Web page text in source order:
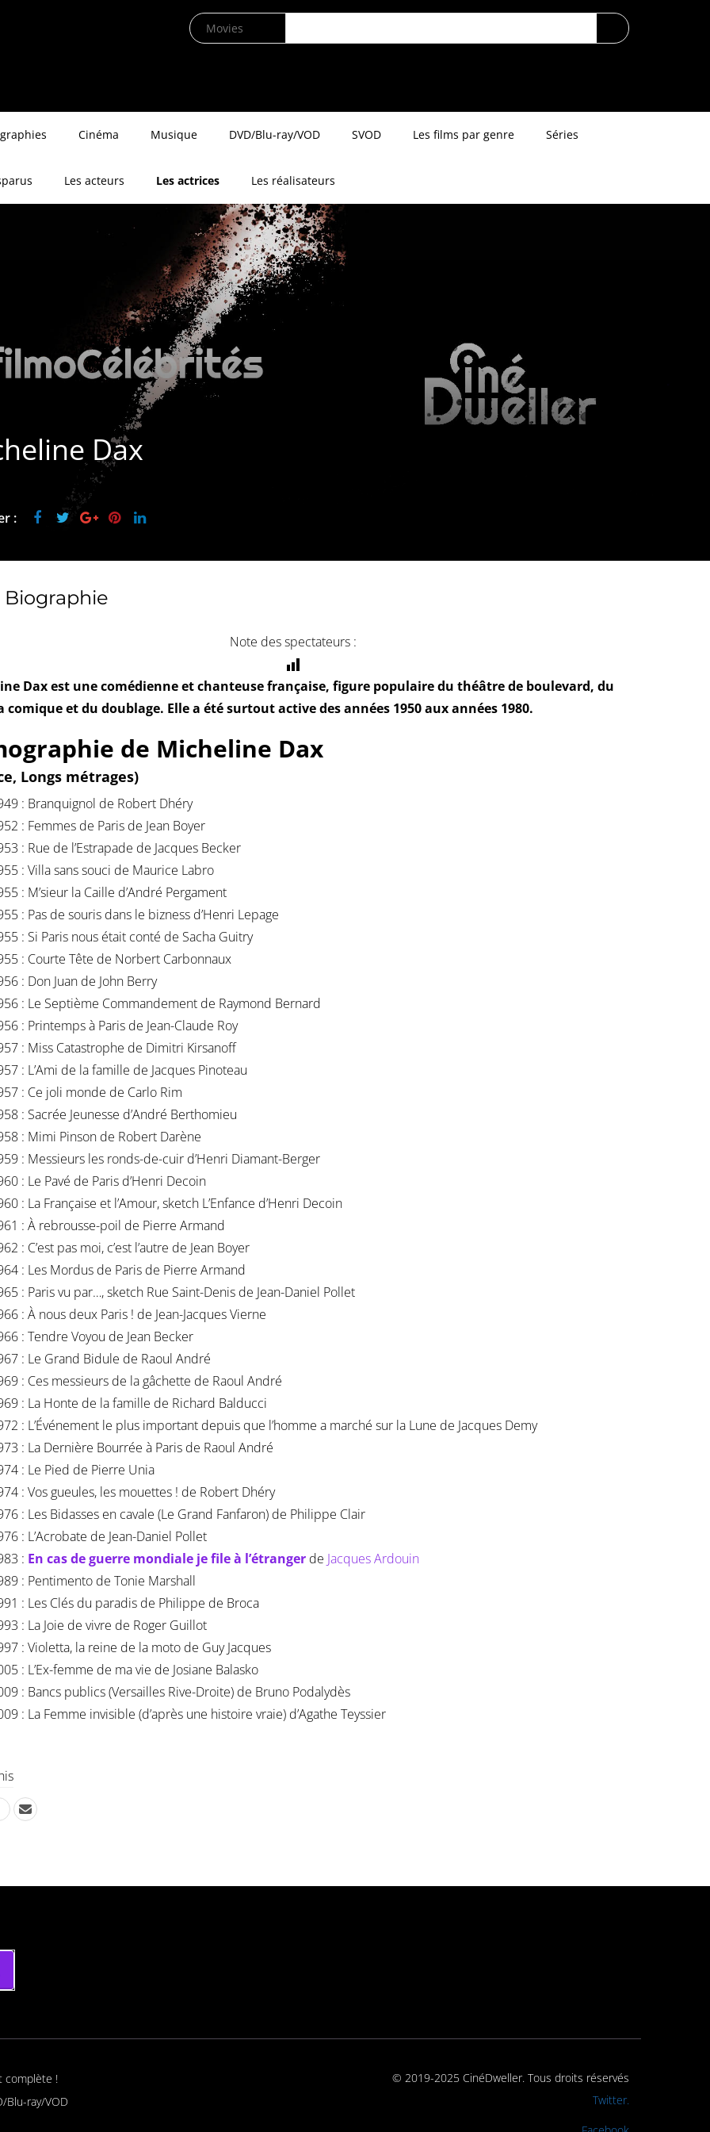
Cinéma Musique DVD/Blu-ray/VOD SVOD Les films par genre Séries
Les acteurs Les actrices Les réalisateurs
Dax
:
Biographie
Note des spectateurs :
Dax est une comédienne et chanteuse française, figure populaire du théâtre de boulevard, du
comique et du doublage. Elle a été surtout active des années 1950 aux années 1980.
de Micheline Dax
Longs métrages)
: Branquignol de Robert Dhéry
: Femmes de Paris de Jean Boyer
: Rue de l’Estrapade de Jacques Becker
: Villa sans souci de Maurice Labro
: M’sieur la Caille d’André Pergament
: Pas de souris dans le bizness d’Henri Lepage
: Si Paris nous était conté de Sacha Guitry
: Courte Tête de Norbert Carbonnaux
: Don Juan de John Berry
: Le Septième Commandement de Raymond Bernard
: Printemps à Paris de Jean-Claude Roy
: Miss Catastrophe de Dimitri Kirsanoff
: L’Ami de la famille de Jacques Pinoteau
: Ce joli monde de Carlo Rim
: Sacrée Jeunesse d’André Berthomieu
: Mimi Pinson de Robert Darène
: Messieurs les ronds-de-cuir d’Henri Diamant-Berger
: Le Pavé de Paris d’Henri Decoin
: La Française et l’Amour, sketch L’Enfance d’Henri Decoin
: À rebrousse-poil de Pierre Armand
: C’est pas moi, c’est l’autre de Jean Boyer
: Les Mordus de Paris de Pierre Armand
: Paris vu par…, sketch Rue Saint-Denis de Jean-Daniel Pollet
: À nous deux Paris ! de Jean-Jacques Vierne
: Tendre Voyou de Jean Becker
: Le Grand Bidule de Raoul André
: Ces messieurs de la gâchette de Raoul André
: La Honte de la famille de Richard Balducci
: L’Événement le plus important depuis que l’homme a marché sur la Lune de Jacques Demy
: La Dernière Bourrée à Paris de Raoul André
: Le Pied de Pierre Unia
: Vos gueules, les mouettes ! de Robert Dhéry
: Les Bidasses en cavale (Le Grand Fanfaron) de Philippe Clair
: L’Acrobate de Jean-Daniel Pollet
: En cas de guerre mondiale je file à l’étranger de Jacques Ardouin
: Pentimento de Tonie Marshall
: Les Clés du paradis de Philippe de Broca
: La Joie de vivre de Roger Guillot
: Violetta, la reine de la moto de Guy Jacques
: L’Ex-femme de ma vie de Josiane Balasko
: Bancs publics (Versailles Rive-Droite) de Bruno Podalydès
: La Femme invisible (d’après une histoire vraie) d’Agathe Teyssier
complète !
Blu-ray/VOD
© 2019-2025 CinéDweller. Tous droits réservés
Twitter.